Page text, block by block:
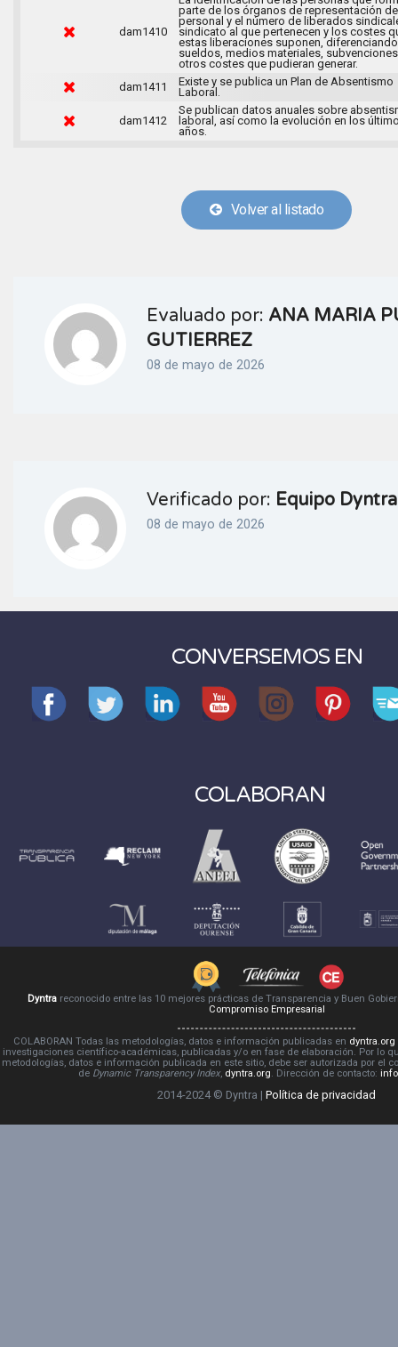
dam1410
parte de los órganos de representación
personal y el número de liberados
sindicato al que pertenecen y los costes
estas liberaciones suponen, diferenciando
sueldos, medios materiales,
otros costes que pudieran generar.
dam1411
Existe y se publica un Plan de Absentismo
Laboral.
dam1412
Se publican datos anuales sobre
laboral, así como la evolución en los
años.
Volver al listado
Evaluado por: ANA MARIA
GUTIERREZ
08 de mayo de 2026
Verificado por: Equipo Dyntra
08 de mayo de 2026
CONVERSEMOS EN
COLABORAN
Dyntrareconocido entre las 10 mejores prácticas de Transparencia y Buen
Compromiso Empresarial
COLABORAN Todas las metodologías, datos e información publicadas en dyntra.org
investigaciones científico-académicas, publicadas y/o en fase de elaboración. Por lo
metodologías, datos e información publicada en este sitio, debe ser autorizada por el
de Dynamic Transparency Index, dyntra.org. Dirección de contacto:
2014-2024 © Dyntra | Política de privacidad